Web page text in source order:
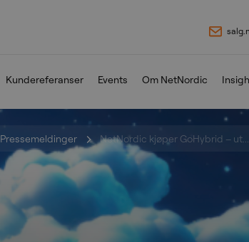
Kundereferanser Events Om NetNordic
Pressemeldinger NetNordic kjøper GoHybrid – ut...